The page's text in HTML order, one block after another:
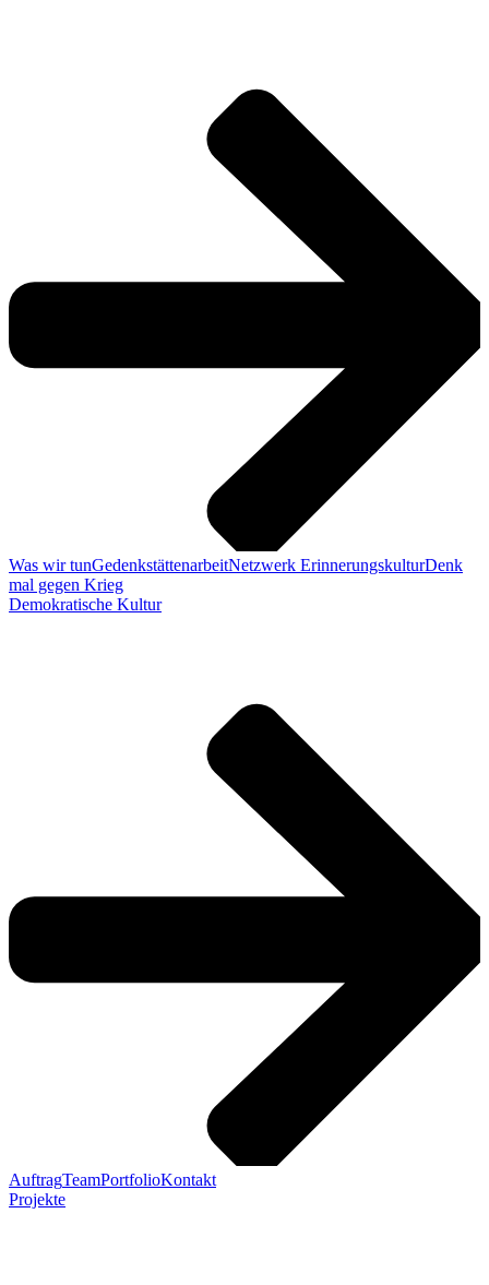
Was wir tunGedenkstättenarbeitNetzwerk ErinnerungskulturDenk
mal gegen Krieg
Demokratische Kultur
AuftragTeamPortfolioKontakt
Projekte